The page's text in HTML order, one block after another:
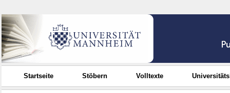
Startseite Stöbern Volltexte